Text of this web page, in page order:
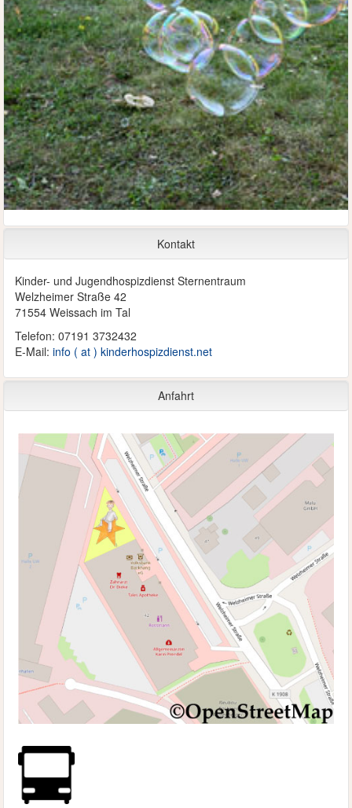
Kontakt
Kinder- und Jugendhospizdienst Sternentraum
Welzheimer Straße 42
71554 Weissach im Tal
Telefon: 07191 3732432
E-Mail: info ( at ) kinderhospizdienst.net
Anfahrt